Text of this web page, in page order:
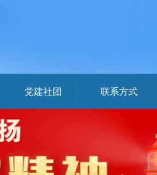
党建社团 联系方式